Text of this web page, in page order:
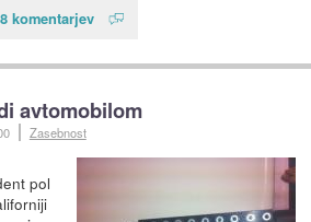
komentarjev
avtomobilom
Zasebnost
pol